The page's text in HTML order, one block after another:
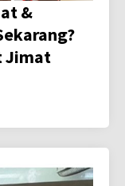
&
Jimat